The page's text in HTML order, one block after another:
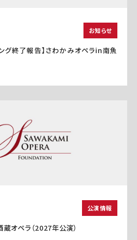
お知らせ
ング終了報告】さわかみオペラin南魚
公演情報
蔵オペラ（2027年公演）